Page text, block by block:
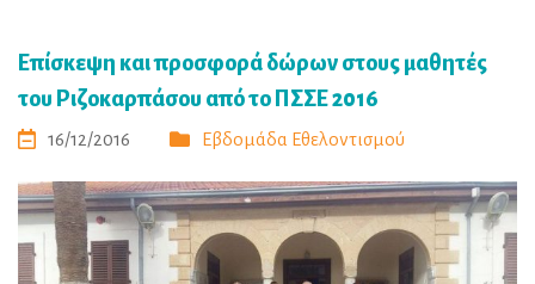
Επίσκεψη και προσφορά δώρων στους μαθητές
του Ριζοκαρπάσου από το ΠΣΣΕ 2016
16/12/2016 Εβδομάδα Εθελοντισμού